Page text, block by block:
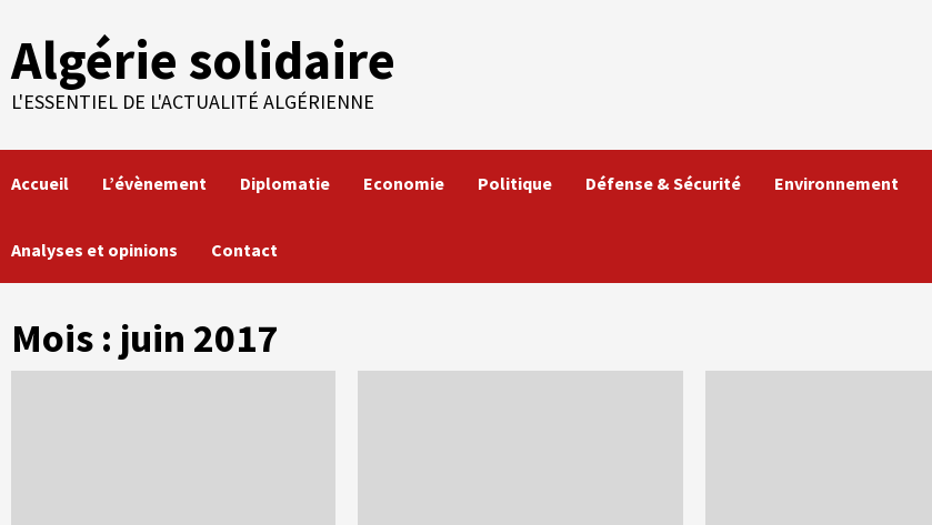
content
Algérie solidaire
L'ESSENTIEL DE L'ACTUALITÉ ALGÉRIENNE
Accueil L’évènement Diplomatie Economie Politique Défense & Sécurité Environnement
Analyses et opinions Contact
Mois : juin 2017